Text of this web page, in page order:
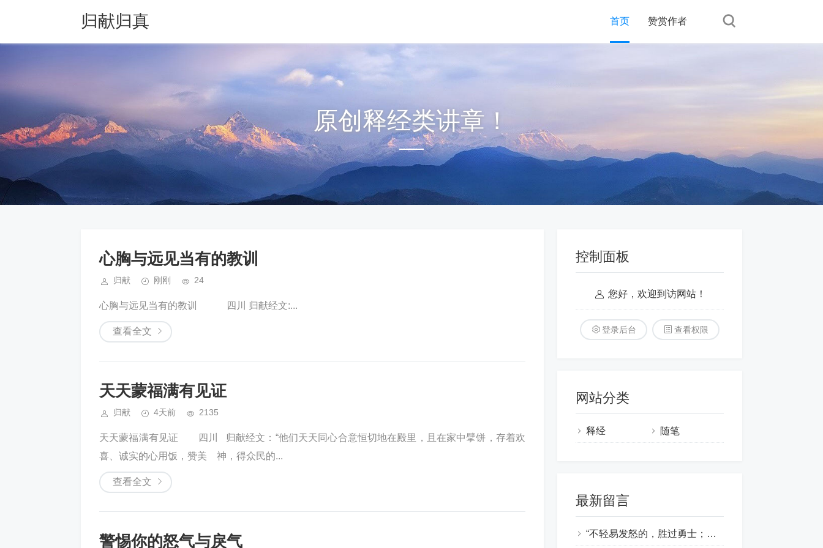
归献归真 首页 赞赏作者
原创释经类讲章！
心胸与远见当有的教训
归献 刚刚 24
心胸与远见当有的教训 四川 归献经文:...
查看全文
天天蒙福满有见证
归献 4天前 2135
天天蒙福满有见证 四川 归献经文：“他们天天同心合意恒切地在殿里，且在家中擘饼，存着欢
喜、诚实的心用饭，赞美 神，得众民的...
查看全文
警惕你的怒气与戾气
控制面板
您好，欢迎到访网站！
登录后台 查看权限
网站分类
释经 随笔
最新留言
“不轻易发怒的，胜过勇士；治服己心的，强如取城”！感谢主的教导！阿们！